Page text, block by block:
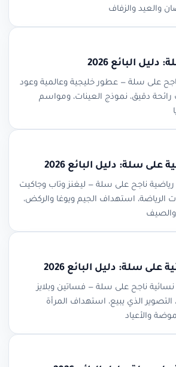
والعيد والزفاف
البائع 2026
على سلة — عطور خليجية وعالمية وعود
رائحة دقيق، نموذج العينات، ومواسم
سلة: دليل البائع 2026
ناجح على سلة — ليغنز وتاب وجاكيت
الرياضة، استهداف الجيم ويوغا والركض،
والصيف
سلة: دليل البائع 2026
ناجح على سلة — فساتين وبلايز
الذي يبيع، استهداف المرأة
والأعياد